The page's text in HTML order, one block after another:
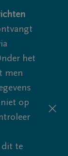
het
men
op
dit te